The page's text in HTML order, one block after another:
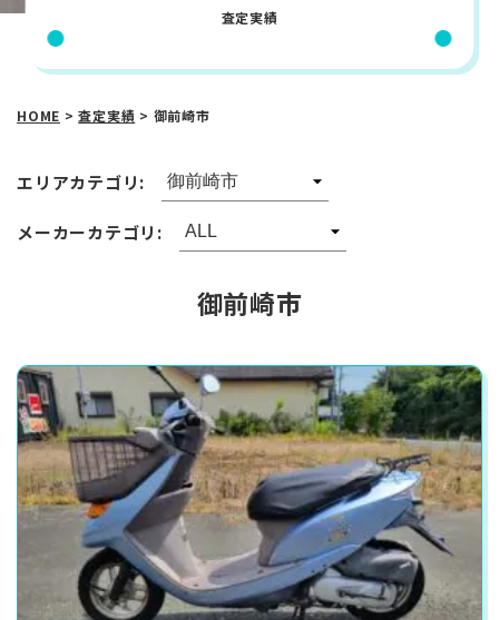
査定実績
HOME >査定実績 > 御前崎市
エリアカテゴリ:
メーカーカテゴリ:
御前崎市